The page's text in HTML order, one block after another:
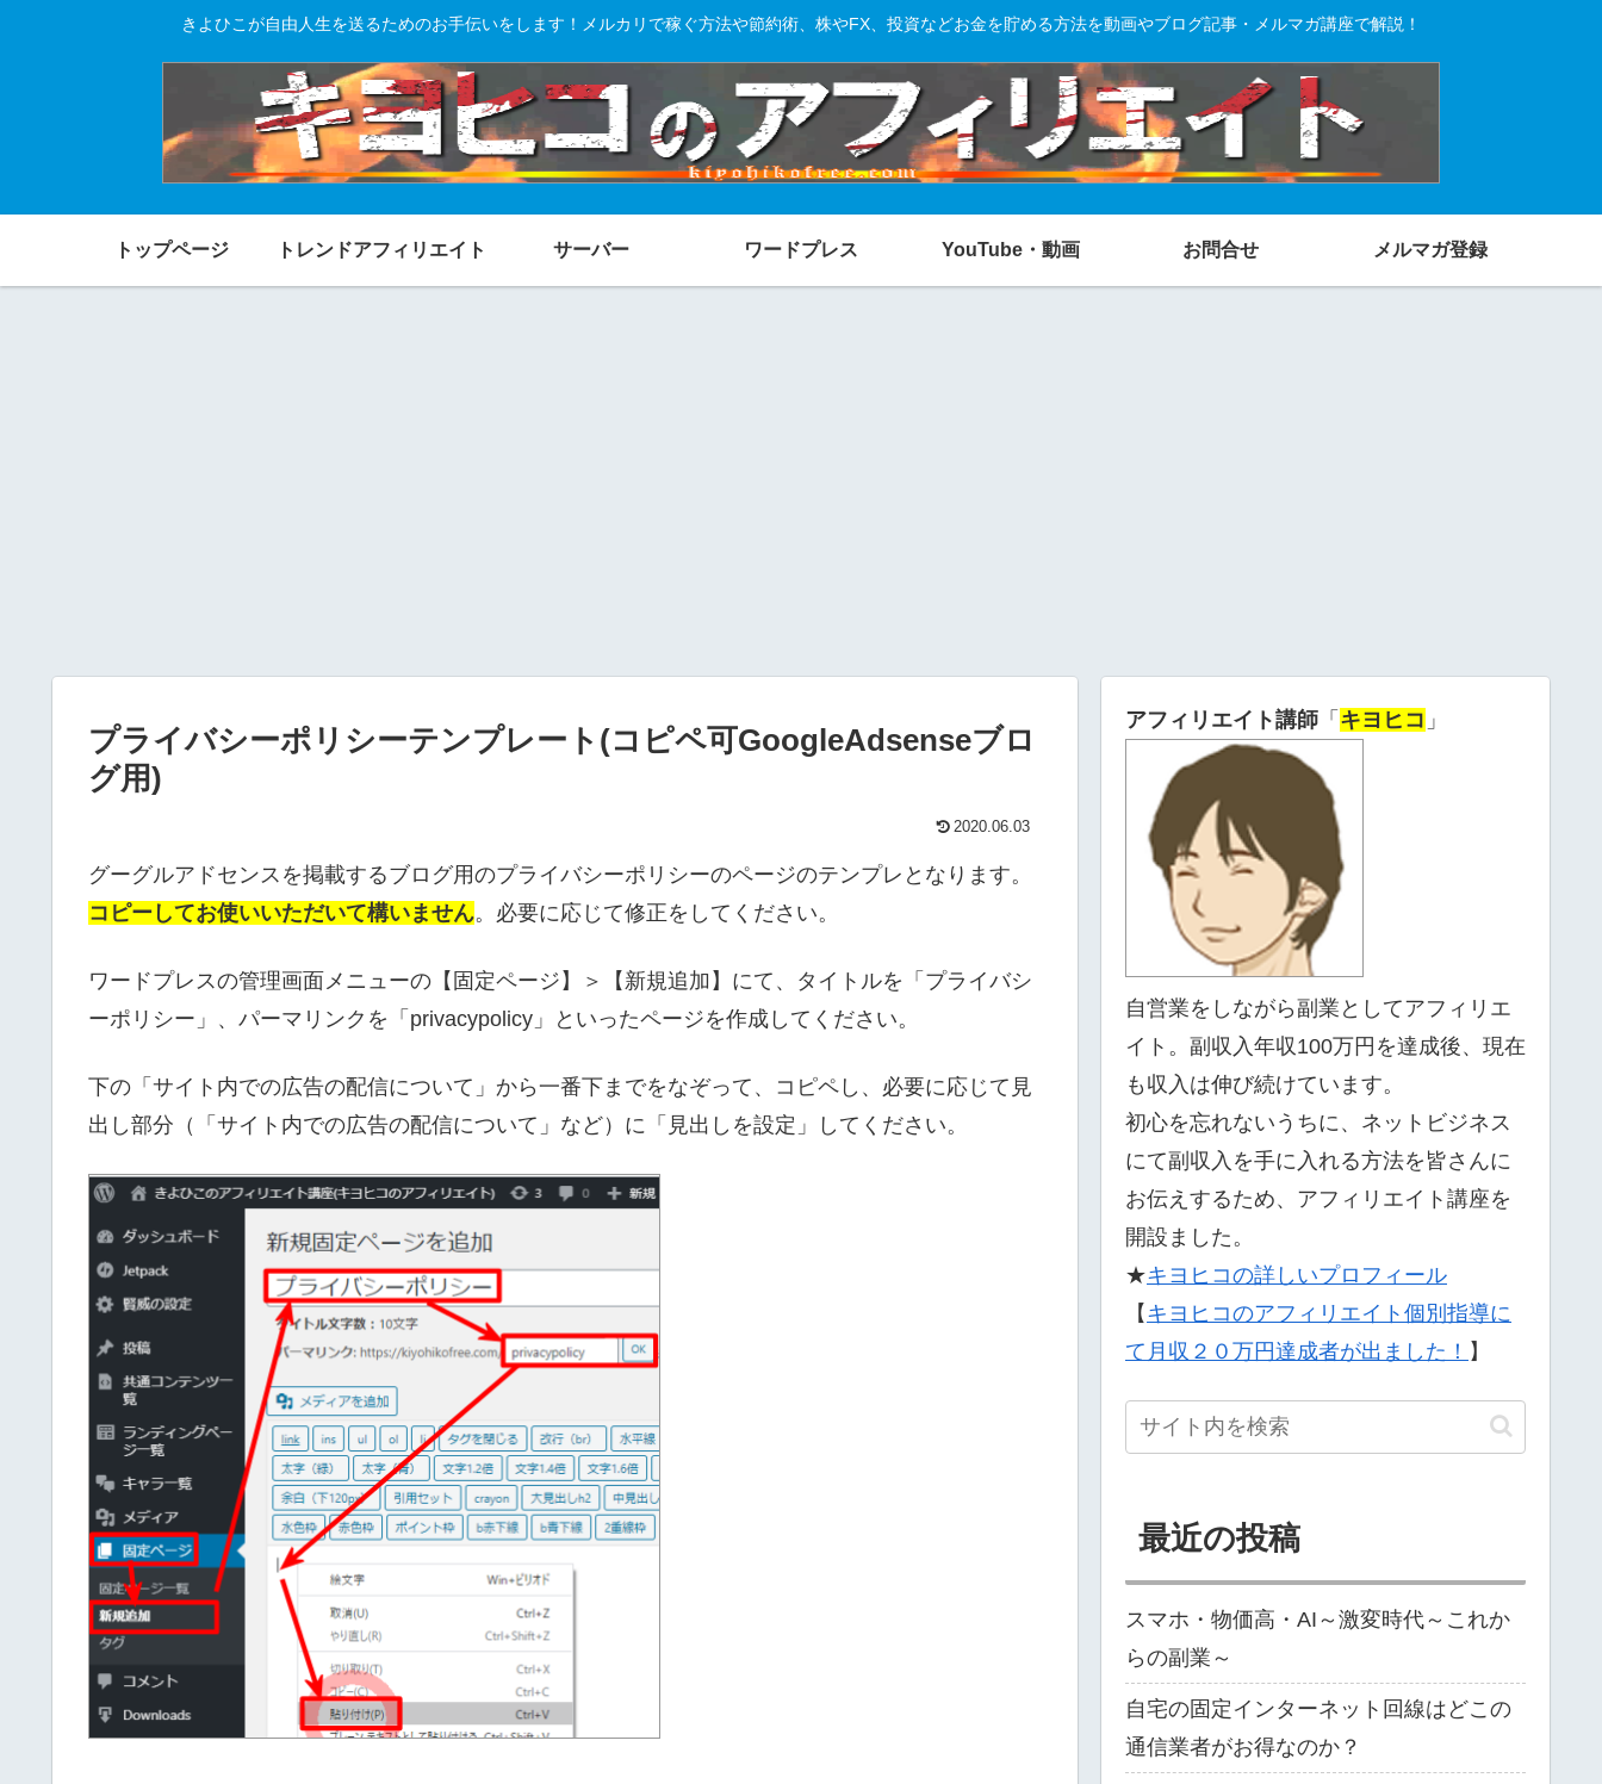
きよひこが自由人生を送るためのお手伝いをします！メルカリで稼ぐ方法や節約術、株やFX、投資などお金を貯める方法を動画やブログ記事・メルマガ講座で解説！
トップページ トレンドアフィリエイト サーバー ワードプレス YouTube・動画 お問合せ メルマガ登録
プライバシーポリシーテンプレート(コピペ可GoogleAdsenseブロ
グ用)
2020.06.03
グーグルアドセンスを掲載するブログ用のプライバシーポリシーのページのテンプレとなります。
コピーしてお使いいただいて構いません。必要に応じて修正をしてください。
ワードプレスの管理画面メニューの【固定ページ】＞【新規追加】にて、タイトルを「プライバシ
ーポリシー」、パーマリンクを「privacypolicy」といったページを作成してください。
下の「サイト内での広告の配信について」から一番下までをなぞって、コピペし、必要に応じて見
出し部分（「サイト内での広告の配信について」など）に「見出しを設定」してください。
アフィリエイト講師 「 キヨヒコ 」
自営業をしながら副業としてアフィリエ
イト。副収入年収100万円を達成後、現在
も収入は伸び続けています。
初心を忘れないうちに、ネットビジネス
にて副収入を手に入れる方法を皆さんに
お伝えするため、アフィリエイト講座を
開設ました。
★キヨヒコの詳しいプロフィール
【 キヨヒコのアフィリエイト個別指導に
て月収２０万円達成者が出ました！ 】
最近の投稿
スマホ・物価高・AI～激変時代～これか
らの副業～
自宅の固定インターネット回線はどこの
通信業者がお得なのか？